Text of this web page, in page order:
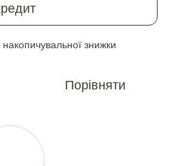
знижки
Порівняти